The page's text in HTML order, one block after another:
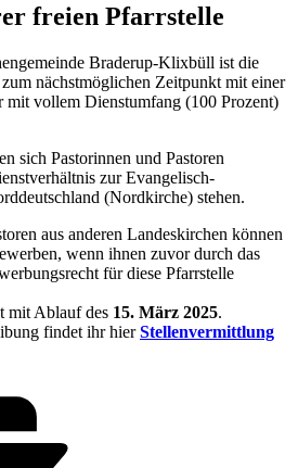
freien Pfarrstelle
Braderup-Klixbüll ist die
nächstmöglichen Zeitpunkt mit einer
mit vollem Dienstumfang (100 Prozent)
sich Pastorinnen und Pastoren
zur Evangelisch-
(Nordkirche) stehen.
aus anderen Landeskirchen können
wenn ihnen zuvor durch das
für diese Pfarrstelle
mit Ablauf des 15. März 2025.
findet ihr hierStellenvermittlung